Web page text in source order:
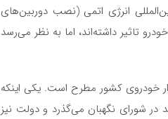
انرژی اتمی (نصب دوربین‌های
تاثیر داشته‌اند، اما به نظر می‌رسد
خودروی کشور مطرح است. یکی اینکه
شورای نگهبان می‌گذرد و دولت نیز